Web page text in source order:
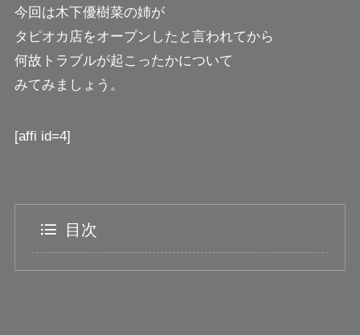
今回は木下優樹菜の姉が
タピオカ店をオープンしたと言われてから
何故トラブルが起こったかについて
みてみましょう。
[affi id=4]
目次